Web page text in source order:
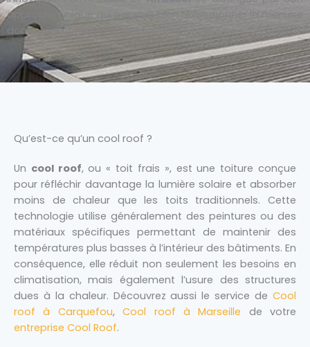
approche unique qui pourrait bien révolutionner la manière
dont nous concevons nos toitures.
Qu’est-ce qu’un cool roof ?
Un cool roof, ou « toit frais », est une toiture conçue
pour réfléchir davantage la lumière solaire et absorber
moins de chaleur que les toits traditionnels. Cette
technologie utilise généralement des peintures ou des
matériaux spécifiques permettant de maintenir des
températures plus basses à l’intérieur des bâtiments. En
conséquence, elle réduit non seulement les besoins en
climatisation, mais également l’usure des structures
dues à la chaleur. Découvrez aussi le service de Cool
roof à Carquefou,Cool roof à Marseille de votre
entreprise Cool Roof.